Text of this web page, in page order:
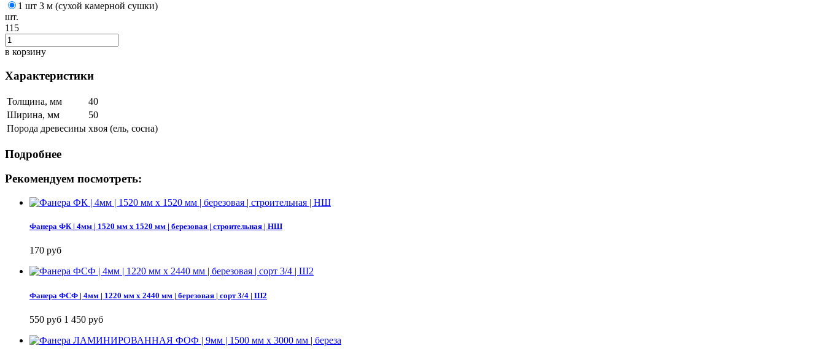
1 шт 3 м (сухой камерной сушки)
шт.
115
в корзину
Характеристики
Толщина, мм
40
Ширина, мм
50
Порода древесины хвоя (ель, сосна)
Подробнее
Рекомендуем посмотреть:
Фанера ФК | 4мм | 1520 мм х 1520 мм | березовая | строительная | НШ
170 руб
Фанера ФСФ | 4мм | 1220 мм х 2440 мм | березовая | сорт 3/4 | Ш2
550 руб 1 450 руб